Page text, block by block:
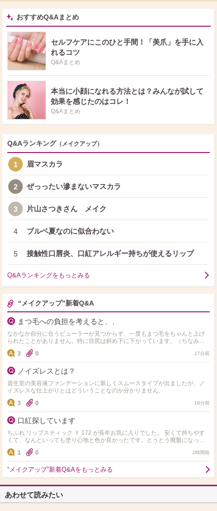
おすすめQ&Aまとめ
セルフケアにこのひと手間！「美爪」を手に入
れるコツ
Q&Aまとめ
本当に小顔になれる方法とは？みんなが試して
効果を感じたのはコレ！
Q&Aまとめ
Q&Aランキング （メイクアップ）
1 眉マスカラ
2 ぜっったい滲まないマスカラ
3 片山さつきさん メイク
4 ブルベ夏なのに似合わない
5 接触性口唇炎、口紅アレルギー持ちが使えるリップ
Q&Aランキングをもっとみる
“メイクアップ”新着Q&A
まつ毛への負担を考えると、、
なかなか自分に合うビューラーが見つからず、一度もまつ毛をちゃんと上げ
られたことがありません。特に目尻は斜め下に下がっています。（ちなみに
今まで使用したことのあるビューラーは資生堂・無印良品・アイプ…
3 0 27分前
ノイズレスとは？
資生堂の美容液ファンデーションに新しくスムースタイプが出ましたが、ノ
イズレスな仕上がりとはどういうことなのか分かりません。
3
0 18分前
口紅探しています
ちふれ リップスティック Ｙ 172 が長年お気に入りでした。 安くて持ちやす
くて、なんといっても塗り心地と色が良かったです。とうとう廃盤になって
1 0 2時間前
“メイクアップ”新着Q&Aをもっとみる
あわせて読みたい